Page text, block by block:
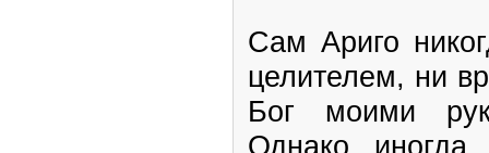
Сам Ариго
целителем, ни
Бог моими
Однако